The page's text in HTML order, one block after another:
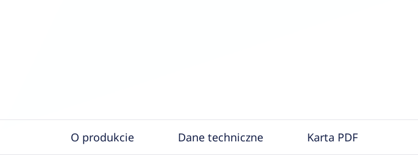
O produkcie Dane techniczne Karta PDF